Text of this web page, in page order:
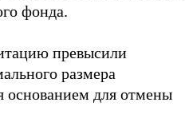
фонда.
превысили
размера
основанием для отмены